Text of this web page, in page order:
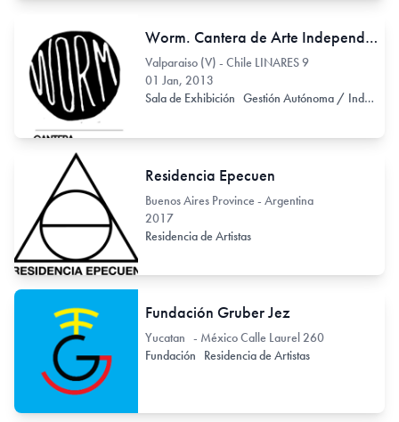
Worm. Cantera de Arte Independiente
Valparaiso (V) - Chile LINARES 9
01 Jan, 2013
Sala de Exhibición Gestión Autónoma / Independiente
Residencia Epecuen
Buenos Aires Province - Argentina
2017
Residencia de Artistas
Fundación Gruber Jez
Yucatan - México Calle Laurel 260
Fundación
Residencia de Artistas